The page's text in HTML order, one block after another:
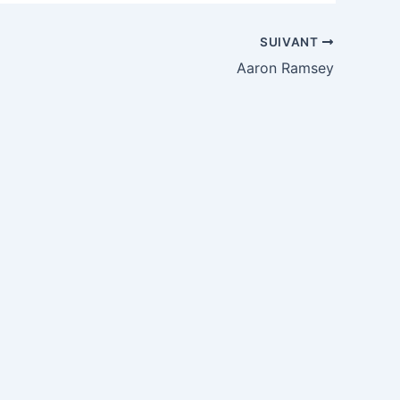
SUIVANT
Aaron Ramsey